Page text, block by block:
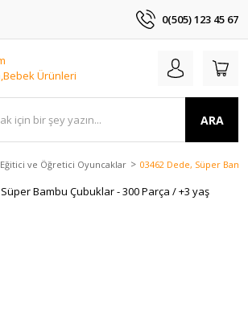
0(505) 123 45 67
ARA
Eğitici ve Öğretici Oyuncaklar 03462 Dede, Süper